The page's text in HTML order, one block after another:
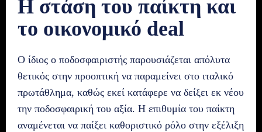
Η στάση του παίκτη και
το οικονομικό deal
Ο ίδιος ο ποδοσφαιριστής παρουσιάζεται απόλυτα
θετικός στην προοπτική να παραμείνει στο ιταλικό
πρωτάθλημα, καθώς εκεί κατάφερε να δείξει εκ νέου
την ποδοσφαιρική του αξία. Η επιθυμία του παίκτη
αναμένεται να παίξει καθοριστικό ρόλο στην εξέλιξη